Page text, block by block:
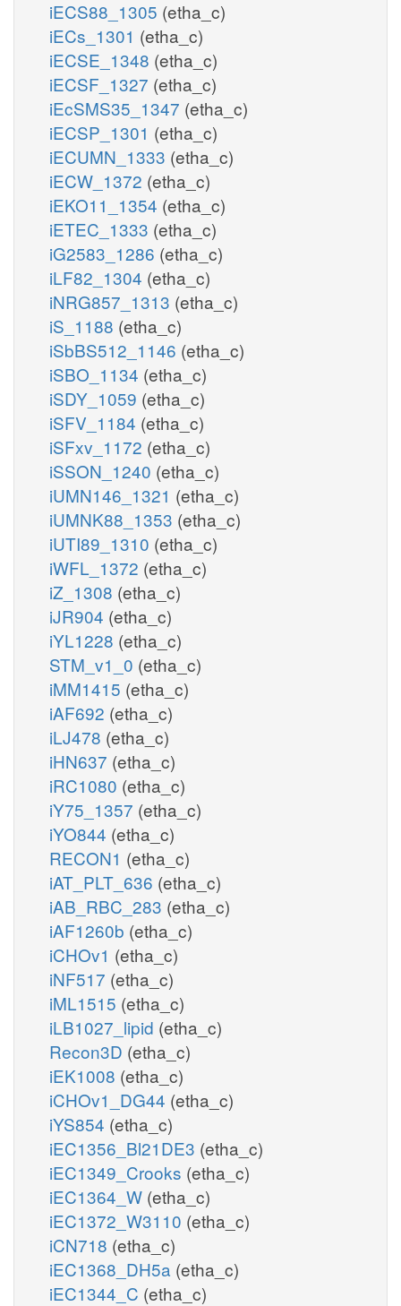
iECS88_1305 (etha_c)
iECs_1301 (etha_c)
iECSE_1348 (etha_c)
iECSF_1327 (etha_c)
iEcSMS35_1347 (etha_c)
iECSP_1301 (etha_c)
iECUMN_1333 (etha_c)
iECW_1372 (etha_c)
iEKO11_1354 (etha_c)
iETEC_1333 (etha_c)
iG2583_1286 (etha_c)
iLF82_1304 (etha_c)
iNRG857_1313 (etha_c)
iS_1188 (etha_c)
iSbBS512_1146 (etha_c)
iSBO_1134 (etha_c)
iSDY_1059 (etha_c)
iSFV_1184 (etha_c)
iSFxv_1172 (etha_c)
iSSON_1240 (etha_c)
iUMN146_1321 (etha_c)
iUMNK88_1353 (etha_c)
iUTI89_1310 (etha_c)
iWFL_1372 (etha_c)
iZ_1308 (etha_c)
iJR904 (etha_c)
iYL1228 (etha_c)
STM_v1_0 (etha_c)
iMM1415 (etha_c)
iAF692 (etha_c)
iLJ478 (etha_c)
iHN637 (etha_c)
iRC1080 (etha_c)
iY75_1357 (etha_c)
iYO844 (etha_c)
RECON1 (etha_c)
iAT_PLT_636 (etha_c)
iAB_RBC_283 (etha_c)
iAF1260b (etha_c)
iCHOv1 (etha_c)
iNF517 (etha_c)
iML1515 (etha_c)
iLB1027_lipid (etha_c)
Recon3D (etha_c)
iEK1008 (etha_c)
iCHOv1_DG44 (etha_c)
iYS854 (etha_c)
iEC1356_Bl21DE3 (etha_c)
iEC1349_Crooks (etha_c)
iEC1364_W (etha_c)
iEC1372_W3110 (etha_c)
iCN718 (etha_c)
iEC1368_DH5a (etha_c)
iEC1344_C (etha_c)